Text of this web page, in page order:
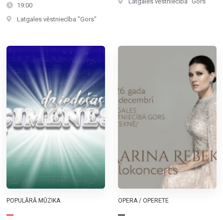
19:00
Latgales vēstniecība "Gors"
POPULĀRĀ MŪZIKA OPERA / OPERETE